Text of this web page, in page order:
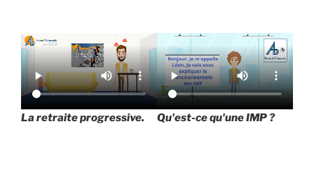
La retraite progressive. Qu'est-ce qu'une IMP ?